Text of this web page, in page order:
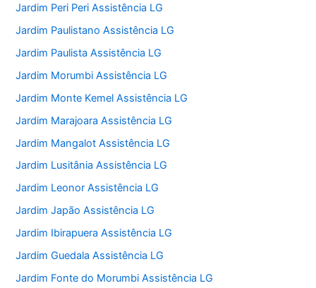
Jardim Peri Peri Assistência LG
Jardim Paulistano Assistência LG
Jardim Paulista Assistência LG
Jardim Morumbi Assistência LG
Jardim Monte Kemel Assistência LG
Jardim Marajoara Assistência LG
Jardim Mangalot Assistência LG
Jardim Lusitânia Assistência LG
Jardim Leonor Assistência LG
Jardim Japão Assistência LG
Jardim Ibirapuera Assistência LG
Jardim Guedala Assistência LG
Jardim Fonte do Morumbi Assistência LG